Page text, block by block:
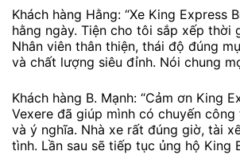
Khách hàng Hằng: “Xe King Express
hằng ngày. Tiện cho tôi sắp xếp thời
Nhân viên thân thiện, thái độ đúng
và chất lượng siêu đỉnh. Nói chung
Khách hàng B. Mạnh: “Cảm ơn King
Vexere đã giúp mình có chuyến
và ý nghĩa. Nhà xe rất đúng giờ, tài
tình. Lần sau sẽ tiếp tục ủng hộ King